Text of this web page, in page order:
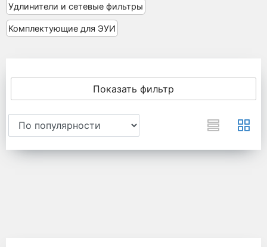
Удлинители и сетевые фильтры
Комплектующие для ЭУИ
Показать фильтр